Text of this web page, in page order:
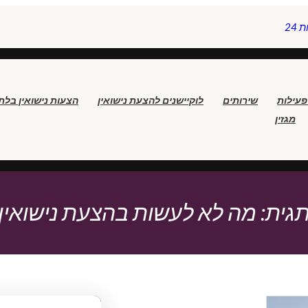
פעילות שירותים לוקיישנים להצעת נישואין
הצעות נישואין
מגזין
מה לא לעשות בהצעת